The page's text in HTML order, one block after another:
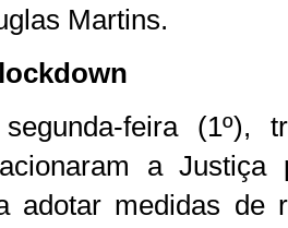
Martins.
feira (1º),
a
adotar medidas de